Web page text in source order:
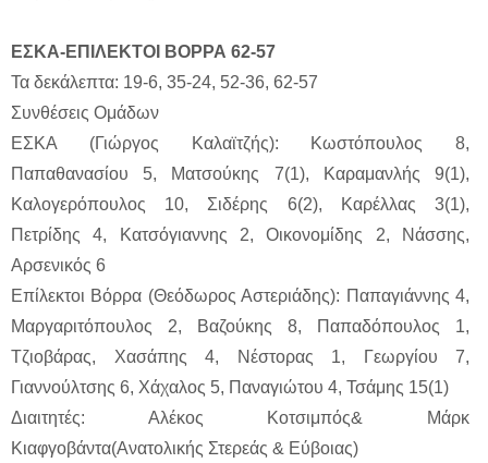
ΕΣΚΑ-ΕΠΙΛΕΚΤΟΙ ΒΟΡΡΑ 62-57
Τα δεκάλεπτα: 19-6, 35-24, 52-36, 62-57
Συνθέσεις Ομάδων
ΕΣΚΑ (Γιώργος Καλαϊτζής): Κωστόπουλος 8,
Παπαθανασίου 5, Ματσούκης 7(1), Καραμανλής 9(1),
Καλογερόπουλος 10, Σιδέρης 6(2), Καρέλλας 3(1),
Πετρίδης 4, Κατσόγιαννης 2, Οικονομίδης 2, Νάσσης,
Αρσενικός 6
Επίλεκτοι Βόρρα (Θεόδωρος Αστεριάδης): Παπαγιάννης 4,
Μαργαριτόπουλος 2, Βαζούκης 8, Παπαδόπουλος 1,
Τζιοβάρας, Χασάπης 4, Νέστορας 1, Γεωργίου 7,
Γιαννούλτσης 6, Χάχαλος 5, Παναγιώτου 4, Τσάμης 15(1)
Διαιτητές: Αλέκος Κοτσιμπός& Μάρκ
Κιαφγοβάντα(Ανατολικής Στερεάς & Εύβοιας)